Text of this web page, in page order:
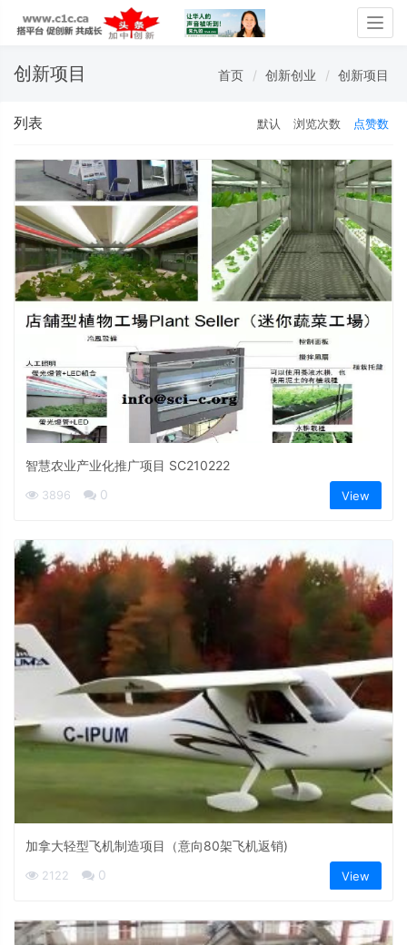
创新项目 首页 创新创业 创新项目
列表 默认 浏览次数 点赞数
智慧农业产业化推广项目 SC210222
3896 0 View
加拿大轻型飞机制造项目（意向80架飞机返销)
2122 0 View